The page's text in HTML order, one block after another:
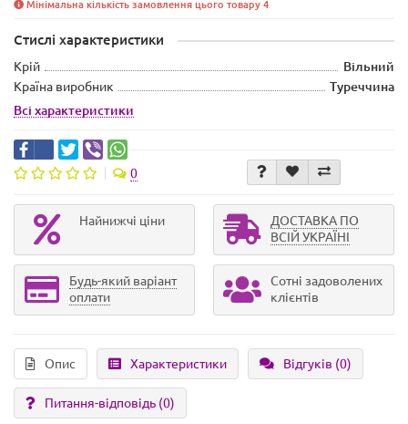
Мінімальна кількість замовлення цього товару 4
Стислі характеристики
Крій
Вільний
Країна виробник
Туреччина
Всі характеристики
0
Найнижчі ціни
ДОСТАВКА ПО
ВСІЙ УКРАЇНІ
Будь-який варіант
оплати
Сотні задоволених
клієнтів
Опис Характеристики Відгуків (0)
Питання-відповідь (0)